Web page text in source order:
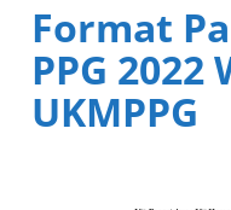
Format
PPG 2022
UKMPPG